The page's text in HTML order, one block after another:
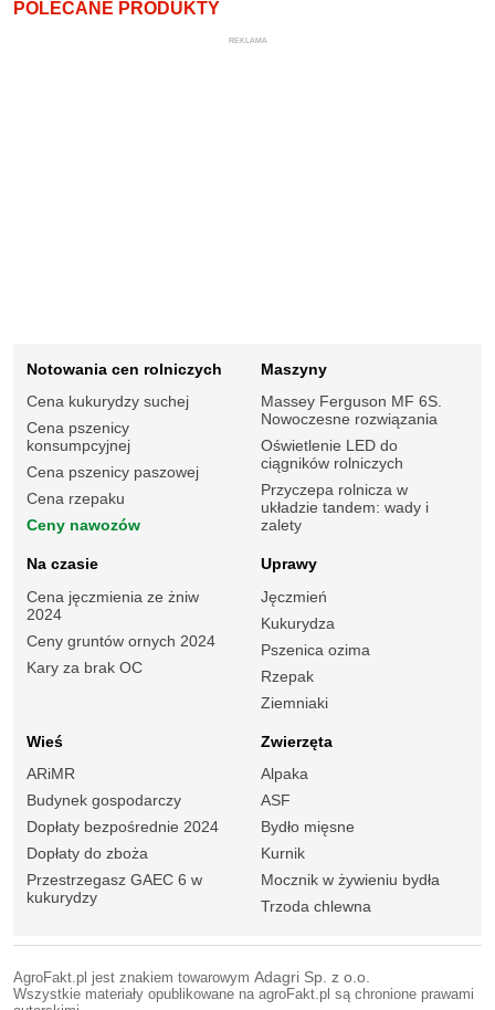
POLECANE PRODUKTY
REKLAMA
Notowania cen rolniczych
Cena kukurydzy suchej
Cena pszenicy
konsumpcyjnej
Cena pszenicy paszowej
Cena rzepaku
Ceny nawozów
Maszyny
Massey Ferguson MF 6S.
Nowoczesne rozwiązania
Oświetlenie LED do
ciągników rolniczych
Przyczepa rolnicza w
układzie tandem: wady i
zalety
Na czasie
Cena jęczmienia ze żniw
2024
Ceny gruntów ornych 2024
Kary za brak OC
Uprawy
Jęczmień
Kukurydza
Pszenica ozima
Rzepak
Ziemniaki
Wieś
ARiMR
Budynek gospodarczy
Dopłaty bezpośrednie 2024
Dopłaty do zboża
Przestrzegasz GAEC 6 w
kukurydzy
Zwierzęta
Alpaka
ASF
Bydło mięsne
Kurnik
Mocznik w żywieniu bydła
Trzoda chlewna
AgroFakt.pl jest znakiem towarowym Adagri Sp. z o.o.
Wszystkie materiały opublikowane na agroFakt.pl są chronione prawami